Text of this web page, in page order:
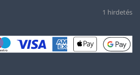
1 hirdetés